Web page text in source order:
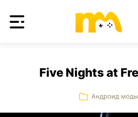
Five Nights at
Андроид моды